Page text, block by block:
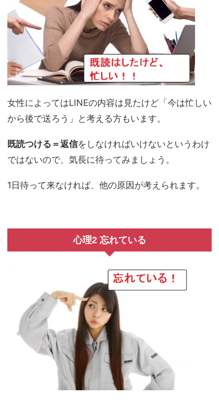
女性によってはLINEの内容は見たけど「今は忙しい
から後で送ろう」と考える方もいます。
既読つける＝返信をしなければいけないというわけ
ではないので、気長に待ってみましょう。
1日待って来なければ、他の原因が考えられます。
心理2 忘れている